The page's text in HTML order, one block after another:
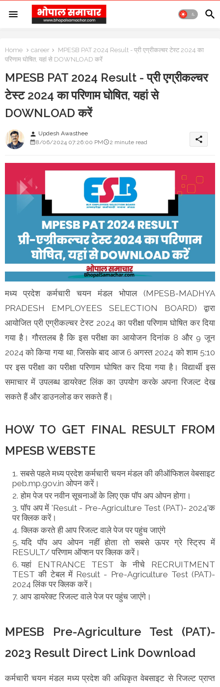
Home career
MPESB PAT 2024 Result - प्री एग्रीकल्चर टेस्ट 2024 का
परिणाम घोषित, यहां से DOWNLOAD करें
MPESB PAT 2024 Result - प्री एग्रीकल्चर
टेस्ट 2024 का परिणाम घोषित, यहां से
DOWNLOAD करें
person Updesh Awasthee
8/06/2024 07:26:00 PM
2 minute read share
मध्य प्रदेश कर्मचारी चयन मंडल भोपाल (MPESB-MADHYA
PRADESH EMPLOYEES SELECTION BOARD) द्वारा
आयोजित प्री एग्रीकल्चर टेस्ट 2024 का परीक्षा परिणाम घोषित कर दिया
गया है। गौरतलब है कि इस परीक्षा का आयोजन दिनांक 8 और 9 जून
2024 को किया गया था, जिसके बाद आज 6 अगस्त 2024 को शाम 5:10
पर इस परीक्षा का परीक्षा परिणाम घोषित कर दिया गया है। विद्यार्थी इस
समाचार में उपलब्ध डायरेक्ट लिंक का उपयोग करके अपना रिजल्ट देख
सकते हैं और डाउनलोड कर सकते हैं।
HOW TO GET FINAL RESULT FROM
MPESB WEBSTE
सबसे पहले मध्य प्रदेश कर्मचारी चयन मंडल की कीऑफिशल वेबसाइट
peb.mp.gov.in ओपन करें।
होम पेज पर नवीन सूचनाओं के लिए एक पॉप अप ओपन होगा।
पॉप अप में 'Result - Pre-Agriculture Test (PAT)- 2024'क
पर क्लिक करें।
क्लिक करते ही आप रिजल्ट वाले पेज पर पहुंच जाएंगे
यदि पॉप अप ओपन नहीं होता तो सबसे ऊपर ग्रे स्ट्रिप में
RESULT/ परिणाम ऑप्शन पर क्लिक करें।
यहां ENTRANCE TEST के नीचे RECRUITMENT
TEST की टेबल में Result - Pre-Agriculture Test (PAT)-
2024 लिंक पर क्लिक करें।
आप डायरेक्ट रिजल्ट वाले पेज पर पहुंच जाएंगे।
MPESB Pre-Agriculture Test (PAT)-
2023 Result Direct Link Download
कर्मचारी चयन मंडल मध्य प्रदेश की अधिकृत वेबसाइट से रिजल्ट प्राप्त